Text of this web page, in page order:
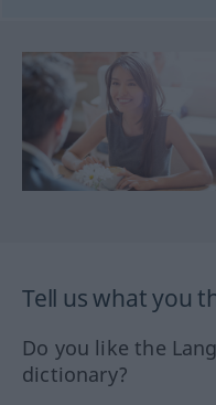
Tell us what you
Do you like the
dictionary?